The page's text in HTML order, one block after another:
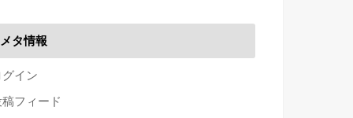
メタ情報
グイン
稿フィード